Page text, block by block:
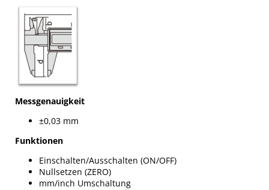
Messgenauigkeit
±0,03 mm
Funktionen
Einschalten/Ausschalten (ON/OFF)
Nullsetzen (ZERO)
mm/inch Umschaltung